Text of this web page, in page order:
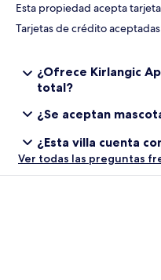
Esta propiedad acepta
Tarjetas de crédito
¿Ofrece Kirlangic
total?
¿Se aceptan
¿Esta villa cuenta
Ver todas las preguntas